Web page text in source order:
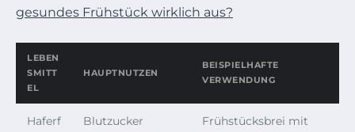
gesundes Frühstück wirklich aus?
LEBEN
SMITT
EL
HAUPTNUTZEN
BEISPIELHAFTE
VERWENDUNG
Haferf
Blutzucker
Frühstücksbrei mit